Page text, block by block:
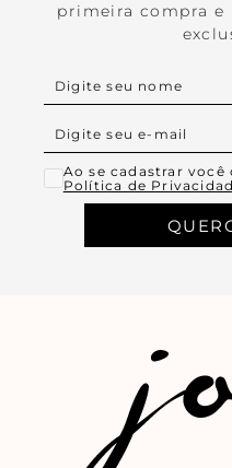
primeira compra e
Ao se cadastrar você
Política de